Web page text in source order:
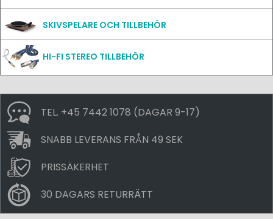
SKIVSPELARE OCH TILLBEHÖR
HI-FI STEREO TILLBEHÖR
TEL. +45 7442 1078 (DAGAR 9-17)
SNABB LEVERANS FRÅN 49 SEK
PRISSÄKERHET
30 DAGARS RETURRÄTT